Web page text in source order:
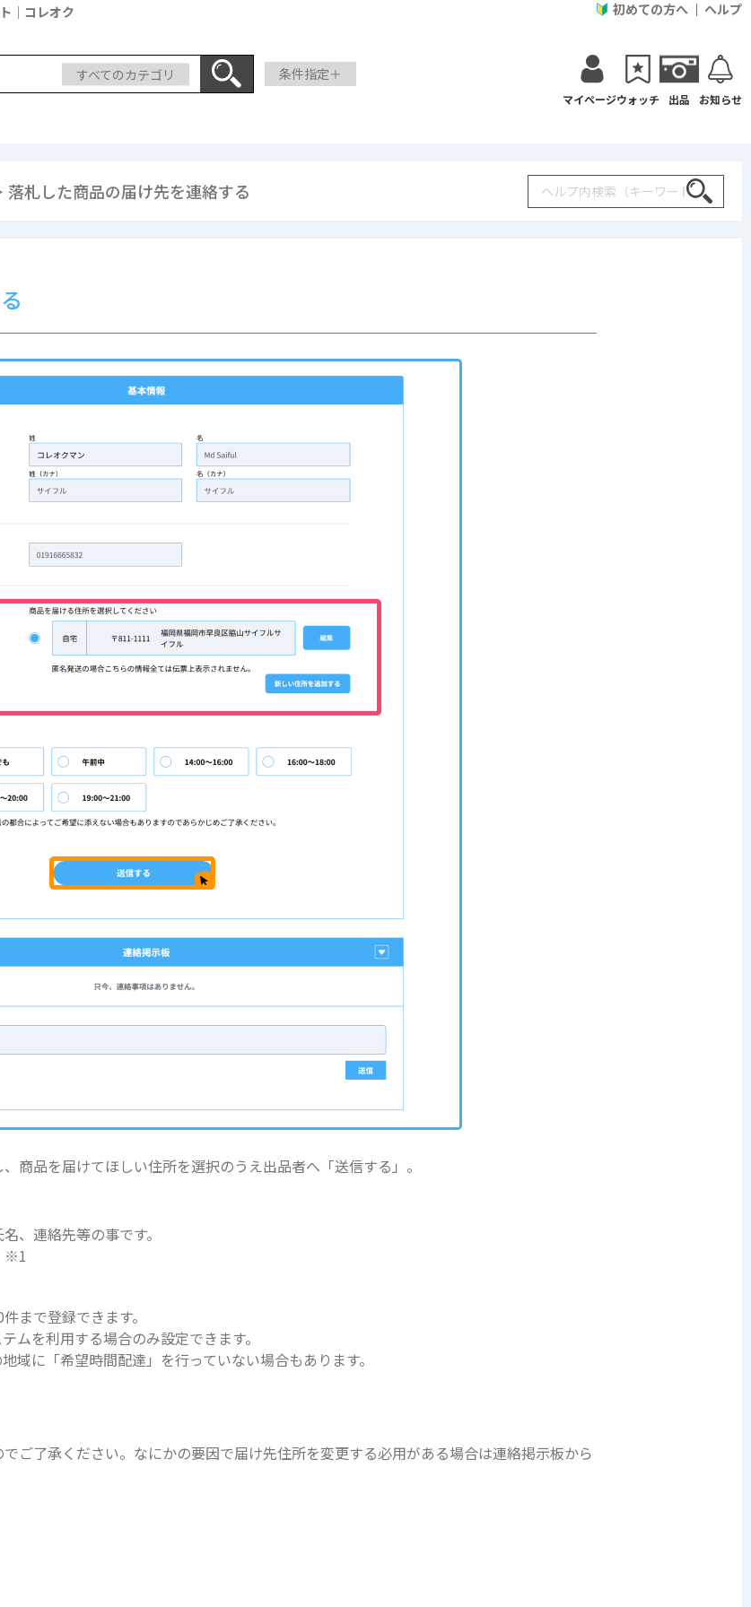
｜コレオク
初めての方へ ヘルプ
すべてのカテゴリ 条件指定＋
マイページウォッチ 出品 お知らせ
札した商品の届け先を連絡する Search
商品を届けてほしい住所を選択のうえ出品者へ「送信する」。
、連絡先等の事です。
※1
まで登録できます。
ムを利用する場合のみ設定できます。
に「希望時間配達」を行っていない場合もあります。
ご了承ください。なにかの要因で届け先住所を変更する必用がある場合は連絡掲示板から